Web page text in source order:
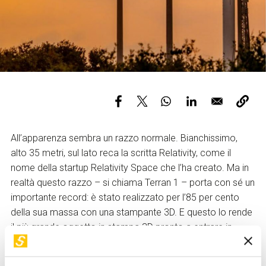
FAQ
All’apparenza sembra un razzo normale. Bianchissimo,
alto 35 metri, sul lato reca la scritta Relativity, come il
nome della startup Relativity Space che l’ha creato. Ma in
realtà questo razzo – si chiama Terran 1 – porta con sé un
importante record: è stato realizzato per l’85 per cento
della sua massa con una stampante 3D. E questo lo rende
il più grande oggetto in stampa 3D pronto a entrare in
orbita. O quasi.